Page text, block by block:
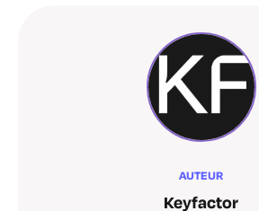
AUTEUR
Keyfactor